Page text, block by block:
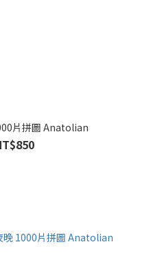
片拼圖 Anatolian